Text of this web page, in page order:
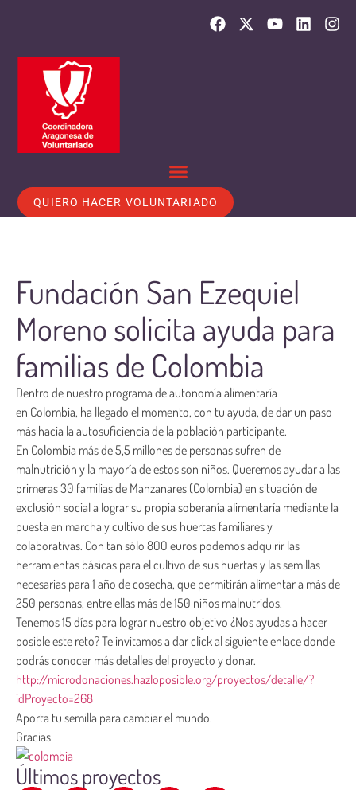
QUIERO HACER VOLUNTARIADO
Fundación San Ezequiel
Moreno solicita ayuda para
familias de Colombia
Dentro de nuestro programa de autonomía alimentaría
en Colombia, ha llegado el momento, con tu ayuda, de dar un paso
más hacia la autosuficiencia de la población participante.
En Colombia más de 5,5 millones de personas sufren de
malnutrición y la mayoría de estos son niños. Queremos ayudar a las
primeras 30 familias de Manzanares (Colombia) en situación de
exclusión social a lograr su propia soberanía alimentaría mediante la
puesta en marcha y cultivo de sus huertas familiares y
colaborativas. Con tan sólo 800 euros podemos adquirir las
herramientas básicas para el cultivo de sus huertas y las semillas
necesarias para 1 año de cosecha, que permitirán alimentar a más de
250 personas, entre ellas más de 150 niños malnutridos.
Tenemos 15 días para lograr nuestro objetivo ¿Nos ayudas a hacer
posible este reto? Te invitamos a dar click al siguiente enlace donde
podrás conocer más detalles del proyecto y donar.
http://microdonaciones.hazloposible.org/proyectos/detalle/?
idProyecto=268
Aporta tu semilla para cambiar el mundo.
Gracias
Últimos proyectos